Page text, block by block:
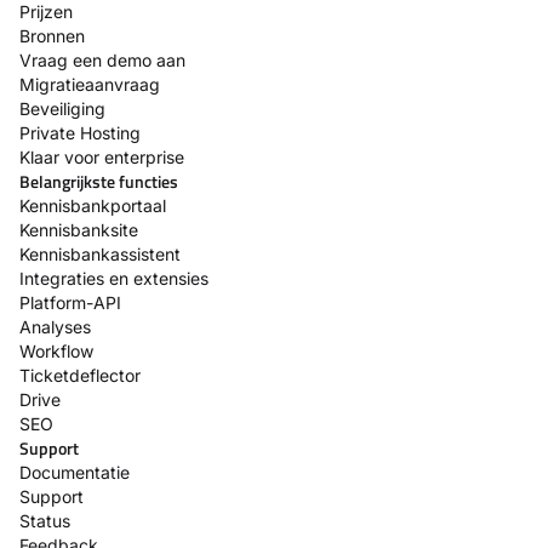
Prijzen
Bronnen
Vraag een demo aan
Migratieaanvraag
Beveiliging
Private Hosting
Klaar voor enterprise
Belangrijkste functies
Kennisbankportaal
Kennisbanksite
Kennisbankassistent
Integraties en extensies
Platform-API
Analyses
Workflow
Ticketdeflector
Drive
SEO
Support
Documentatie
Support
Status